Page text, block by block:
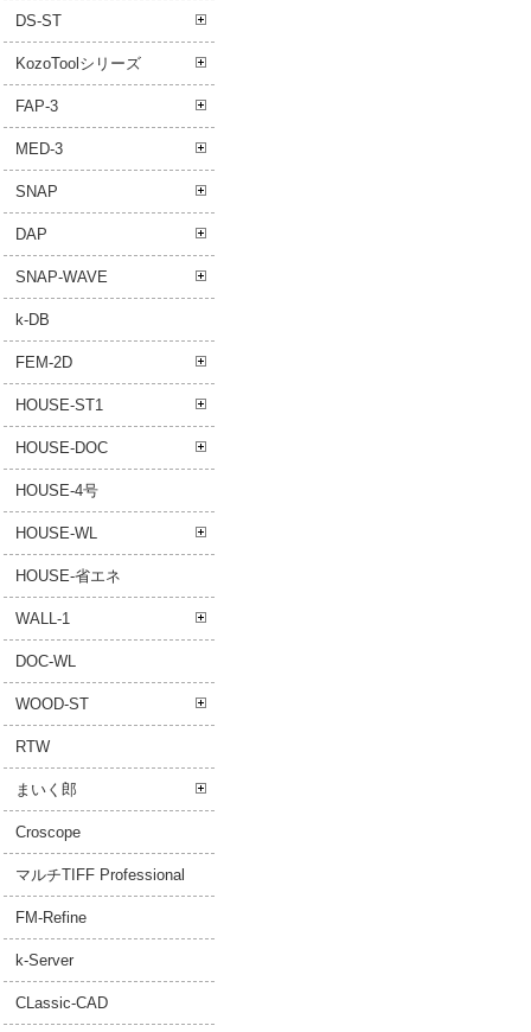
DS-ST
KozoToolシリーズ
FAP-3
MED-3
SNAP
DAP
SNAP-WAVE
k-DB
FEM-2D
HOUSE-ST1
HOUSE-DOC
HOUSE-4号
HOUSE-WL
HOUSE-省エネ
WALL-1
DOC-WL
WOOD-ST
RTW
まいく郎
Croscope
マルチTIFF Professional
FM-Refine
k-Server
CLassic-CAD